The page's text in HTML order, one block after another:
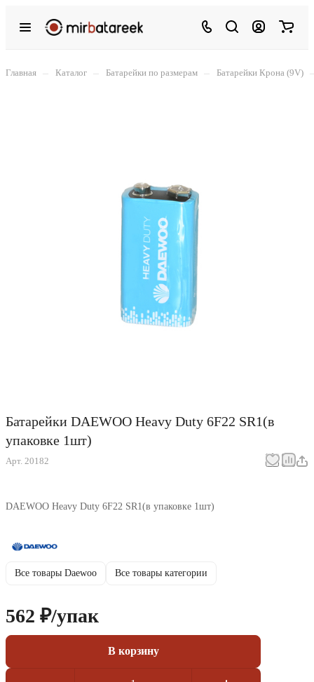
Главная – Каталог – Батарейки по размерам – Батарейки Крона (9V)
Батарейки DAEWOO Heavy Duty 6F22 SR1(в
упаковке 1шт)
Арт. 20182
DAEWOO Heavy Duty 6F22 SR1(в упаковке 1шт)
Все товары Daewoo Все товары категории
562 ₽/упак
В корзину